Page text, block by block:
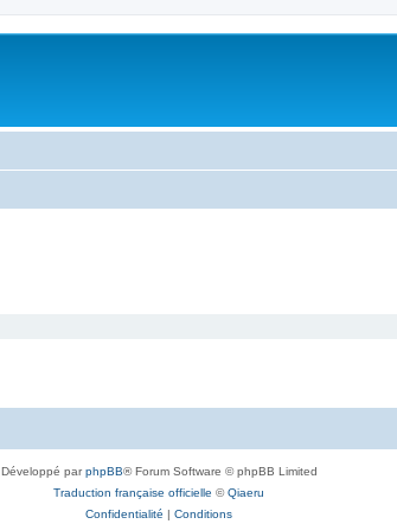
Développé parphpBB® Forum Software © phpBB Limited
Traduction française officielle ©Qiaeru
Confidentialité | Conditions